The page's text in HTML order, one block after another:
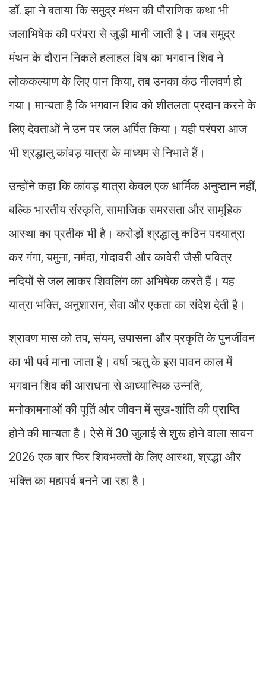
डॉ. झा ने बताया कि समुद्र मंथन की पौराणिक कथा भी
जलाभिषेक की परंपरा से जुड़ी मानी जाती है। जब समुद्र
मंथन के दौरान निकले हलाहल विष का भगवान शिव ने
लोककल्याण के लिए पान किया, तब उनका कंठ नीलवर्ण हो
गया। मान्यता है कि भगवान शिव को शीतलता प्रदान करने के
लिए देवताओं ने उन पर जल अर्पित किया। यही परंपरा आज
भी श्रद्धालु कांवड़ यात्रा के माध्यम से निभाते हैं।
उन्होंने कहा कि कांवड़ यात्रा केवल एक धार्मिक अनुष्ठान नहीं,
बल्कि भारतीय संस्कृति, सामाजिक समरसता और सामूहिक
आस्था का प्रतीक भी है। करोड़ों श्रद्धालु कठिन पदयात्रा
कर गंगा, यमुना, नर्मदा, गोदावरी और कावेरी जैसी पवित्र
नदियों से जल लाकर शिवलिंग का अभिषेक करते हैं। यह
यात्रा भक्ति, अनुशासन, सेवा और एकता का संदेश देती है।
श्रावण मास को तप, संयम, उपासना और प्रकृति के पुनर्जीवन
का भी पर्व माना जाता है। वर्षा ऋतु के इस पावन काल में
भगवान शिव की आराधना से आध्यात्मिक उन्नति,
मनोकामनाओं की पूर्ति और जीवन में सुख-शांति की प्राप्ति
होने की मान्यता है। ऐसे में 30 जुलाई से शुरू होने वाला सावन
2026 एक बार फिर शिवभक्तों के लिए आस्था, श्रद्धा और
भक्ति का महापर्व बनने जा रहा है।